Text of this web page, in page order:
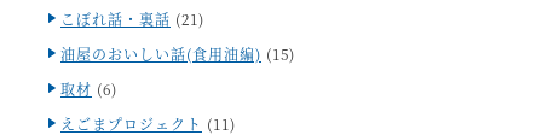
こぼれ話・裏話 (21)
油屋のおいしい話(食用油編) (15)
取材 (6)
えごまプロジェクト (11)